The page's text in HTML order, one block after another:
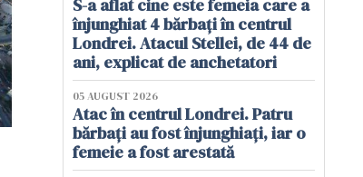
S-a aflat cine este femeia care a
înjunghiat 4 bărbați în centrul
Londrei. Atacul Stellei, de 44 de
ani, explicat de anchetatori
05 AUGUST 2026
Atac în centrul Londrei. Patru
bărbați au fost înjunghiați, iar o
femeie a fost arestată